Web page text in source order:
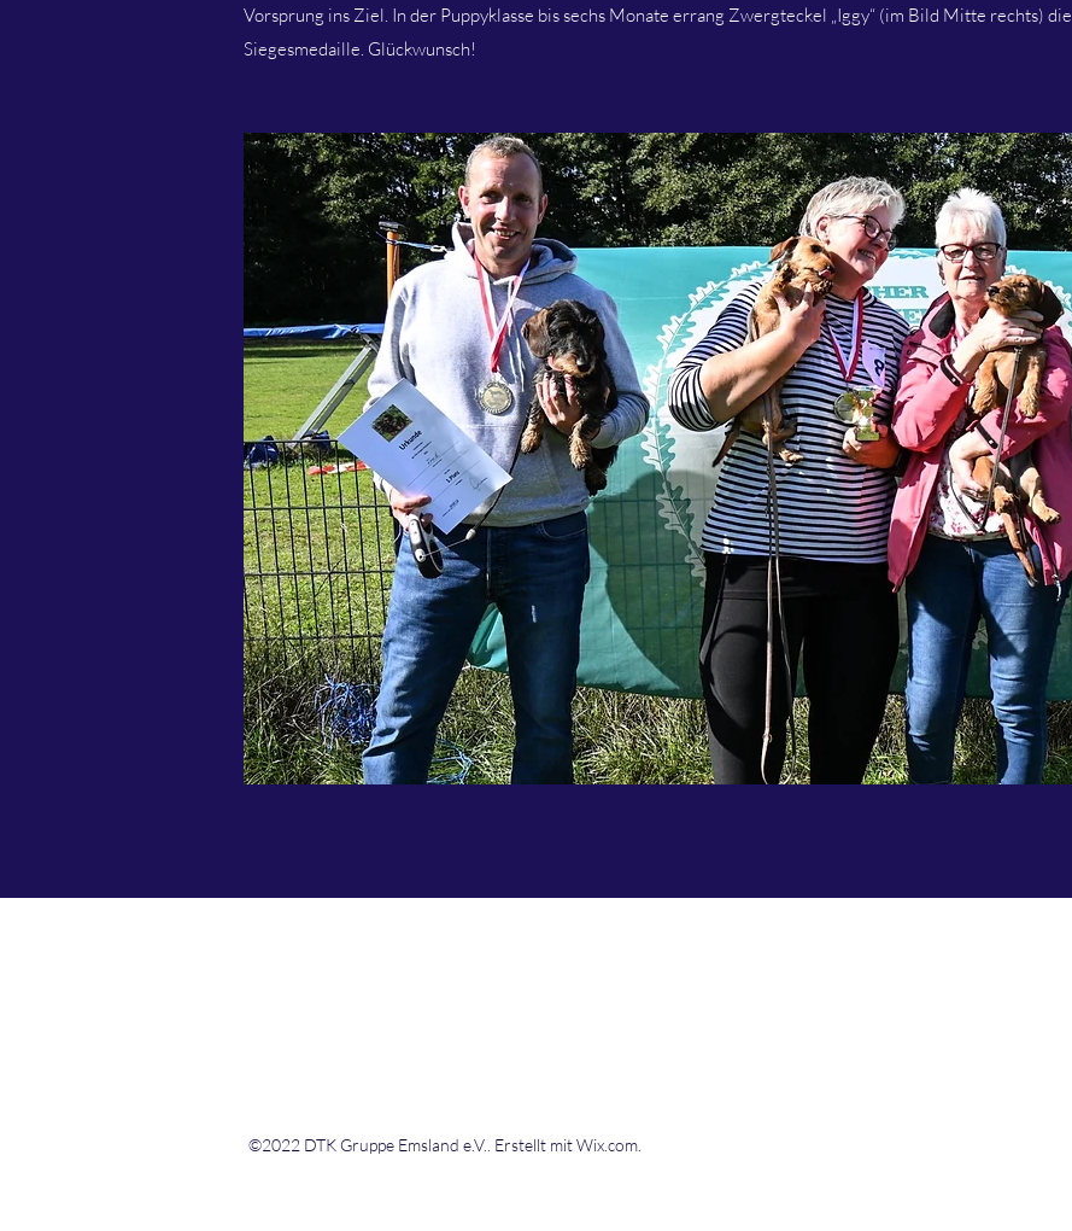
Vorsprung ins Ziel. In der Puppyklasse bis sechs Monate errang Zwergteckel „Iggy“ (im Bild Mitte rechts) die
Siegesmedaille. Glückwunsch!
©2022 DTK Gruppe Emsland e.V.. Erstellt mit Wix.com.